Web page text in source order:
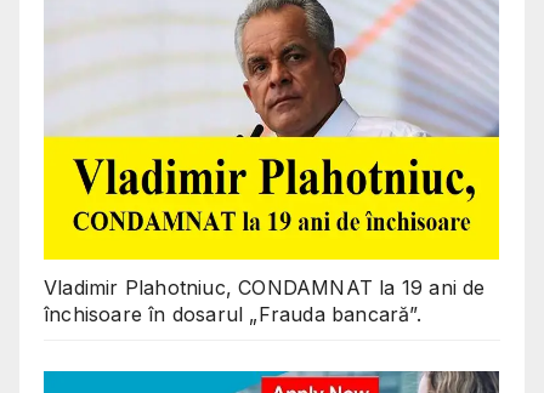
Vladimir Plahotniuc, CONDAMNAT la 19 ani de
închisoare în dosarul „Frauda bancară”.